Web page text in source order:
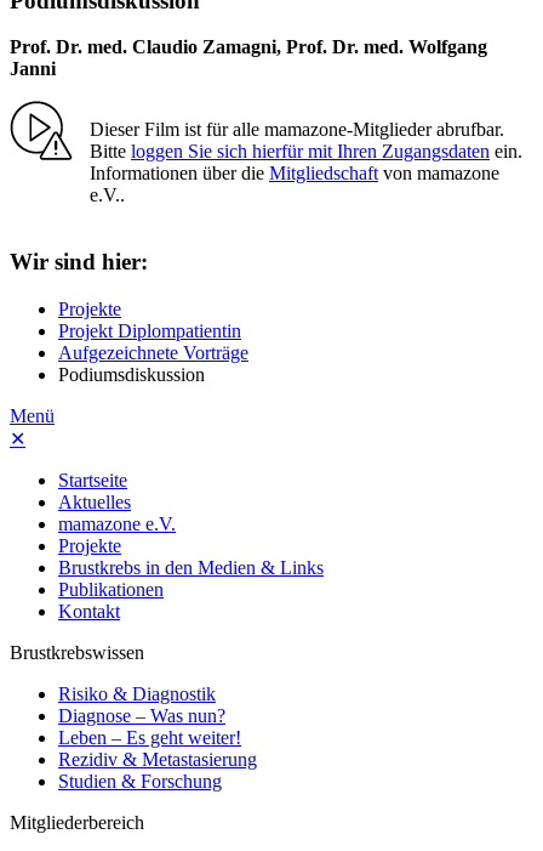
Prof. Dr. med. Claudio Zamagni, Prof. Dr. med. Wolfgang
Janni
Dieser Film ist für alle mamazone-Mitglieder abrufbar.
Bitte loggen Sie sich hierfür mit Ihren Zugangsdaten ein.
Informationen über die Mitgliedschaftvon mamazone
e.V..
Wir sind hier:
Projekte
Projekt Diplompatientin
Aufgezeichnete Vorträge
Podiumsdiskussion
Menü
✕
Startseite
Aktuelles
mamazone e.V.
Projekte
Brustkrebs in den Medien & Links
Publikationen
Kontakt
Brustkrebswissen
Risiko & Diagnostik
Diagnose – Was nun?
Leben – Es geht weiter!
Rezidiv & Metastasierung
Studien & Forschung
Mitgliederbereich